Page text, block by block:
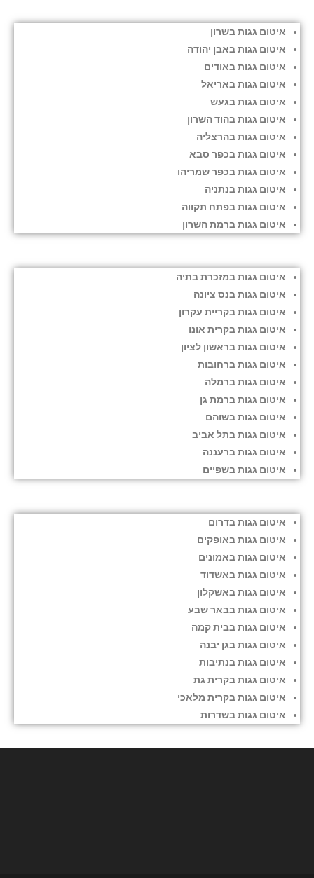
איטום גגות בשרון
איטום גגות באבן יהודה
איטום גגות באודים
איטום גגות באריאל
איטום גגות בגעש
איטום גגות בהוד השרון
איטום גגות בהרצליה
איטום גגות בכפר סבא
איטום גגות בכפר שמריהו
איטום גגות בנתניה
איטום גגות בפתח תקווה
איטום גגות ברמת השרון
איטום גגות במזכרת בתיה
איטום גגות בנס ציונה
איטום גגות בקריית עקרון
איטום גגות בקרית אונו
איטום גגות בראשון לציון
איטום גגות ברחובות
איטום גגות ברמלה
איטום גגות ברמת גן
איטום גגות בשוהם
איטום גגות בתל אביב
איטום גגות ברעננה
איטום גגות בשפיים
איטום גגות בדרום
איטום גגות באופקים
איטום גגות באמונים
איטום גגות באשדוד
איטום גגות באשקלון
איטום גגות בבאר שבע
איטום גגות בבית קמה
איטום גגות בגן יבנה
איטום גגות בנתיבות
איטום גגות בקרית גת
איטום גגות בקרית מלאכי
איטום גגות בשדרות